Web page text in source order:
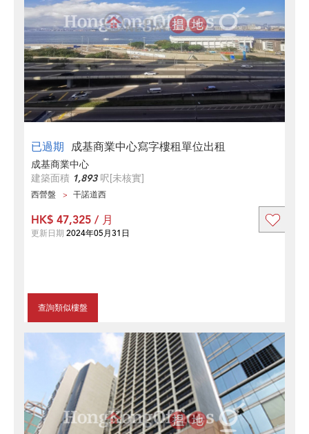
已過期 成基商業中心寫字樓租單位出租
成基商業中心
建築面積 1,893呎[未核實]
西營盤 干諾道西
查詢類似樓盤
HK$ 47,325 / 月
更新日期 2024年05月31日